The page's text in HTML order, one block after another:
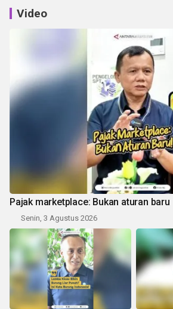
Video
Pajak marketplace: Bukan aturan baru
Senin, 3 Agustus 2026